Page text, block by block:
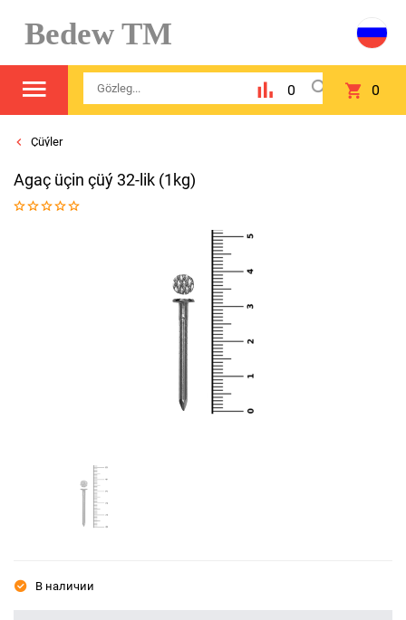
Bedew TM
0 0
Çüýler
Agaç üçin çüý 32-lik (1kg)
В наличии